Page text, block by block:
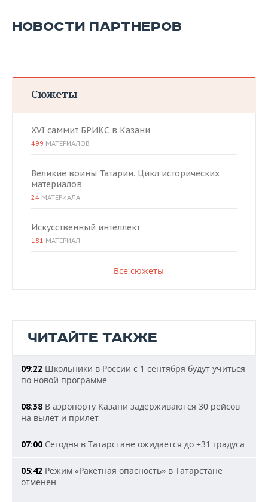
НОВОСТИ ПАРТНЕРОВ
Сюжеты
XVI саммит БРИКС в Казани
499 МАТЕРИАЛОВ
Великие воины Татарии. Цикл исторических
материалов
24 МАТЕРИАЛА
Искусственный интеллект
181 МАТЕРИАЛ
Все сюжеты
ЧИТАЙТЕ ТАКЖЕ
09:22 Школьники в России с 1 сентября будут учиться
по новой программе
08:38 В аэропорту Казани задерживаются 30 рейсов
на вылет и прилет
07:00 Сегодня в Татарстане ожидается до +31 градуса
05:42 Режим «Ракетная опасность» в Татарстане
отменен